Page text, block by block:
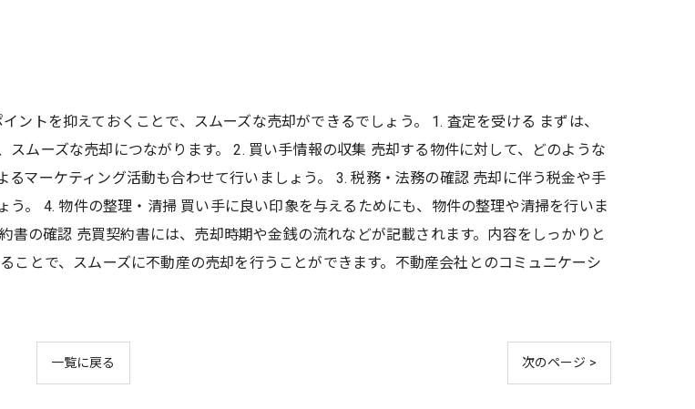
トを抑えておくことで、スムーズな売却ができるでしょう。 1. 査定を受ける まずは、
ムーズな売却につながります。 2. 買い手情報の収集 売却する物件に対して、どのような
マーケティング活動も合わせて行いましょう。 3. 税務・法務の確認 売却に伴う税金や手
。 4. 物件の整理・清掃 買い手に良い印象を与えるためにも、物件の整理や清掃を行いま
書の確認 売買契約書には、売却時期や金銭の流れなどが記載されます。内容をしっかりと
とで、スムーズに不動産の売却を行うことができます。不動産会社とのコミュニケーシ
一覧に戻る 次のページ >